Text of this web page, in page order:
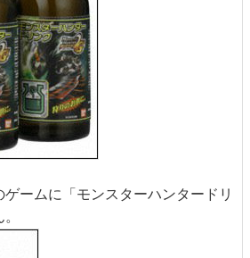
ームに「モンスターハンタードリ